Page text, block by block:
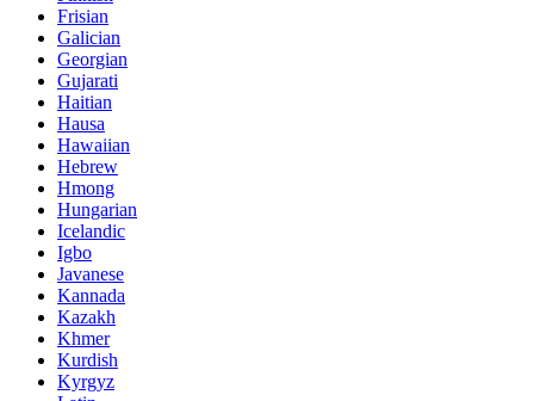
Frisian
Galician
Georgian
Gujarati
Haitian
Hausa
Hawaiian
Hebrew
Hmong
Hungarian
Icelandic
Igbo
Javanese
Kannada
Kazakh
Khmer
Kurdish
Kyrgyz